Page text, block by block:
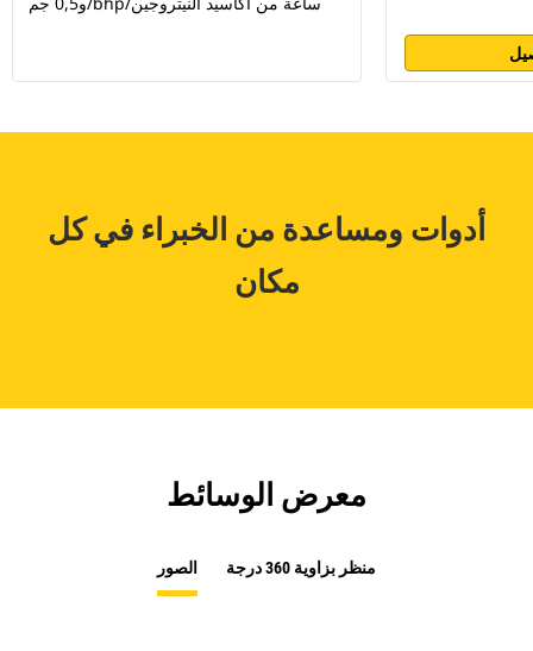
أدوات ومساعدة من الخبراء في كل
مكان
معرض الوسائط
الصور منظر بزاوية 360 درجة